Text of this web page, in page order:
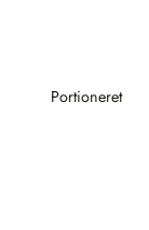
Portioneret